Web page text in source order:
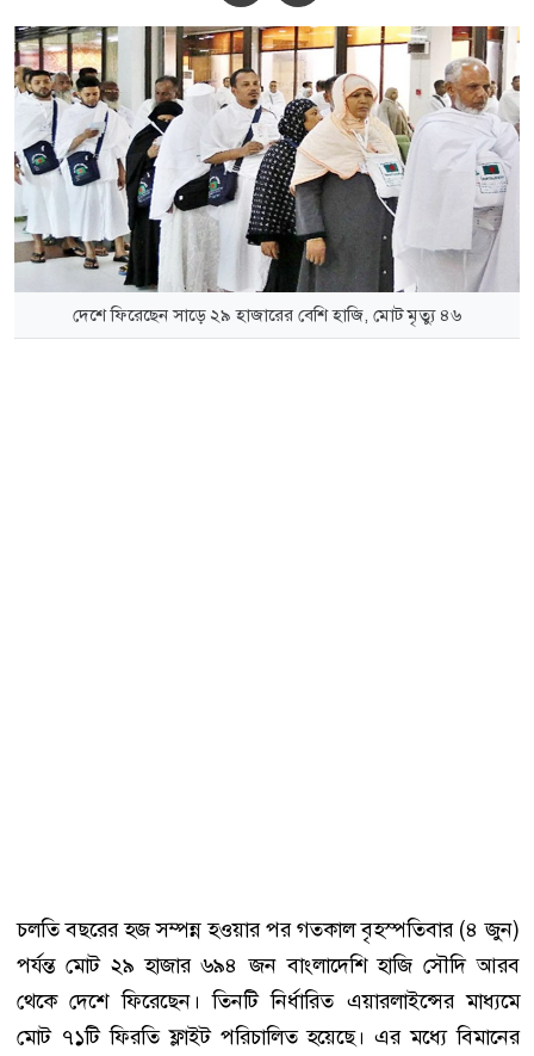
দেশে ফিরেছেন সাড়ে ২৯ হাজারের বেশি হাজি, মোট মৃত্যু ৪৬
চলতি বছরের হজ সম্পন্ন হওয়ার পর গতকাল বৃহস্পতিবার (৪ জুন)
পর্যন্ত মোট ২৯ হাজার ৬৯৪ জন বাংলাদেশি হাজি সৌদি আরব
থেকে দেশে ফিরেছেন। তিনটি নির্ধারিত এয়ারলাইন্সের মাধ্যমে
মোট ৭১টি ফিরতি ফ্লাইট পরিচালিত হয়েছে। এর মধ্যে বিমানের